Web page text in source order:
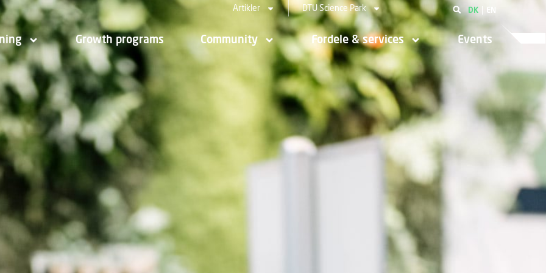
Artikler DTU Science Park DK EN
Growth programs Community Fordele & services Events